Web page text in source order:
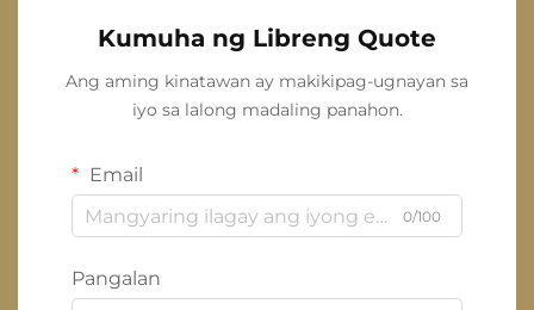
Kumuha ng Libreng Quote
Ang aming kinatawan ay makikipag-ugnayan sa
iyo sa lalong madaling panahon.
Email
0/100
Pangalan